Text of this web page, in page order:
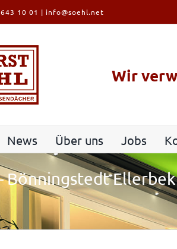
10 01 | info@soehl.net
Wir
News Über uns Jobs
Bönningstedt Ellerbek